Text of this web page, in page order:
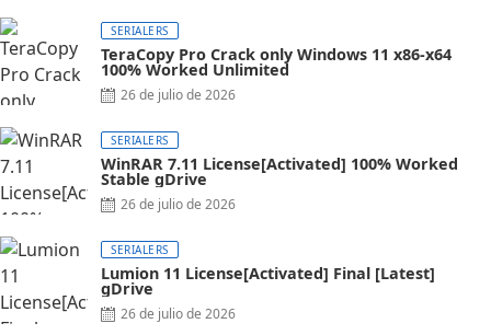
SERIALERS
TeraCopy Pro Crack only Windows 11 x86-x64
100% Worked Unlimited
26 de julio de 2026
SERIALERS
WinRAR 7.11 License[Activated] 100% Worked
Stable gDrive
26 de julio de 2026
SERIALERS
Lumion 11 License[Activated] Final [Latest]
gDrive
26 de julio de 2026